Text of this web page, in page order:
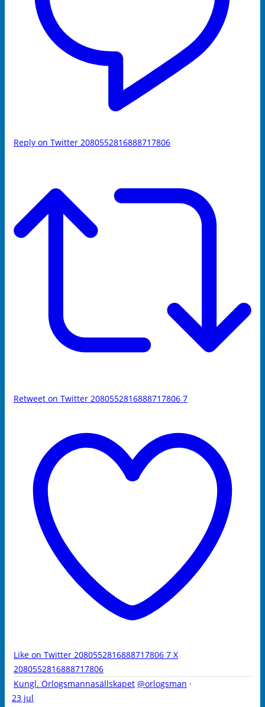
Reply on Twitter 2080552816888717806
Retweet on Twitter 2080552816888717806 7
Like on Twitter 2080552816888717806 7 X
2080552816888717806
Kungl. Örlogsmannasällskapet @orlogsman ·
23 jul